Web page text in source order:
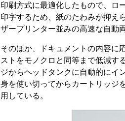
印刷方式に最適化したもので、ロ
印字するため、紙のたわみが抑え
ザープリンター並みの高速な自動
そのほか、ドキュメントの内容に
ストをモノクロと同等まで低減す
ジからヘッドタンクに自動的にイ
身を使い切ってからカートリッジ
用している。